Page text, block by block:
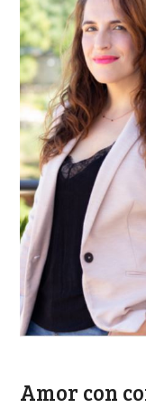
Amor con